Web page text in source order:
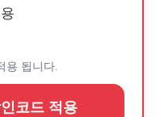
용 됩니다.
코드 적용